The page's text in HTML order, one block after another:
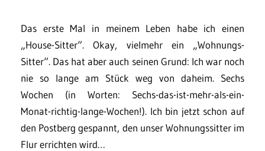
Das erste Mal in meinem Leben habe ich einen
„House-Sitter“. Okay, vielmehr ein „Wohnungs-
Sitter“. Das hat aber auch seinen Grund: Ich war noch
nie so lange am Stück weg von daheim. Sechs
Wochen (in Worten: Sechs-das-ist-mehr-als-ein-
Monat-richtig-lange-Wochen!). Ich bin jetzt schon auf
den Postberg gespannt, den unser Wohnungssitter im
Flur errichten wird…